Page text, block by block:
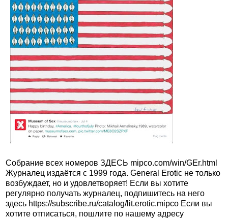
Собрание всех номеров ЗДЕСЬ mipco.com/win/GEr.html
Журналец издаётся с 1999 года. General Erotic не только
возбуждает, но и удовлетворяет! Если вы хотите
регулярно получать журналец, подпишитесь на него
здесь https://subscribe.ru/catalog/lit.erotic.mipco Если вы
хотите отписаться, пошлите по нашему адресу